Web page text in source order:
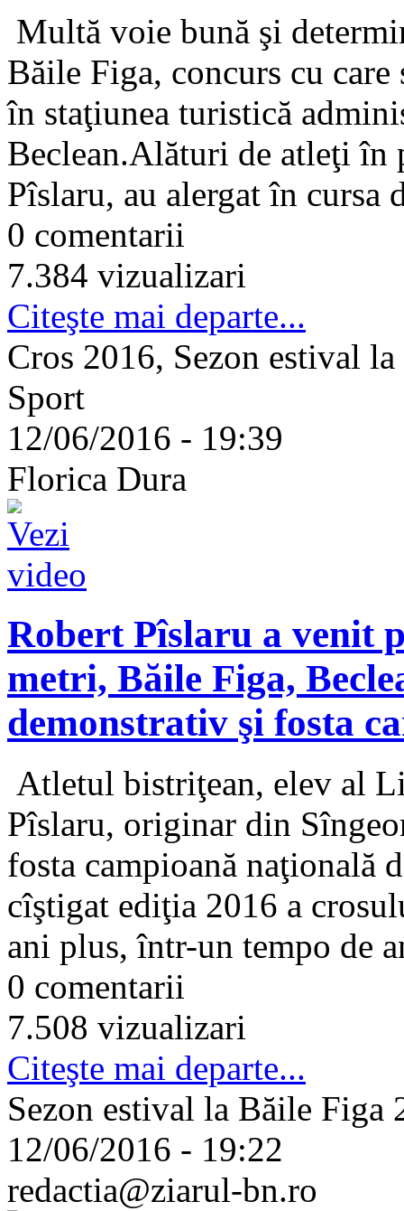
Multă voie bună şi
Băile Figa, concurs cu
în staţiunea turistică
Beclean.Alături de atleţi în
Pîslaru, au alergat în cursa
0 comentarii
7.384 vizualizari
Citeşte mai departe...
Cros 2016, Sezon estival
Sport
12/06/2016 - 19:39
Florica Dura
Robert Pîslaru a venit
metri, Băile Figa,
demonstrativ şi fosta
Atletul bistriţean, elev al
Pîslaru, originar din
fosta campioană naţională
cîştigat ediţia 2016 a
ani plus, într-un tempo de
0 comentarii
7.508 vizualizari
Citeşte mai departe...
Sezon estival la Băile Figa
12/06/2016 - 19:22
redactia@ziarul-bn.ro